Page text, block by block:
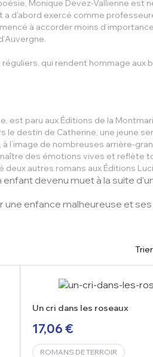
Monique Devez-Vallienne est
d'abord exercé comme
à accorder moins
qui rendent hommage aux
, est paru aux Éditions de la
le destin de Catherine, une jeune
l’image de nombreuses arrière-
des émotions vives et reflète
deux autres romans aux Éditions
enfant devenu muet à la suite
une enfance malheureuse et
Un cri dans les roseaux
17,06 €
ROMANS DE TERROIR